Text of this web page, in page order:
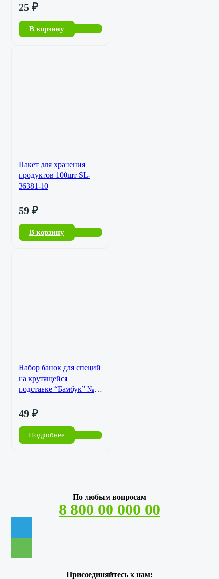
25 ₽
В корзину
Пакет для хранения
продуктов 100шт SL-
36381-10
59 ₽
В корзину
Набор банок для специй
на крутящейся
подставке “Бамбук” №1
49 ₽
Подробнее
По любым вопросам
8 800 00 000 00
Присоединяйтесь к нам: